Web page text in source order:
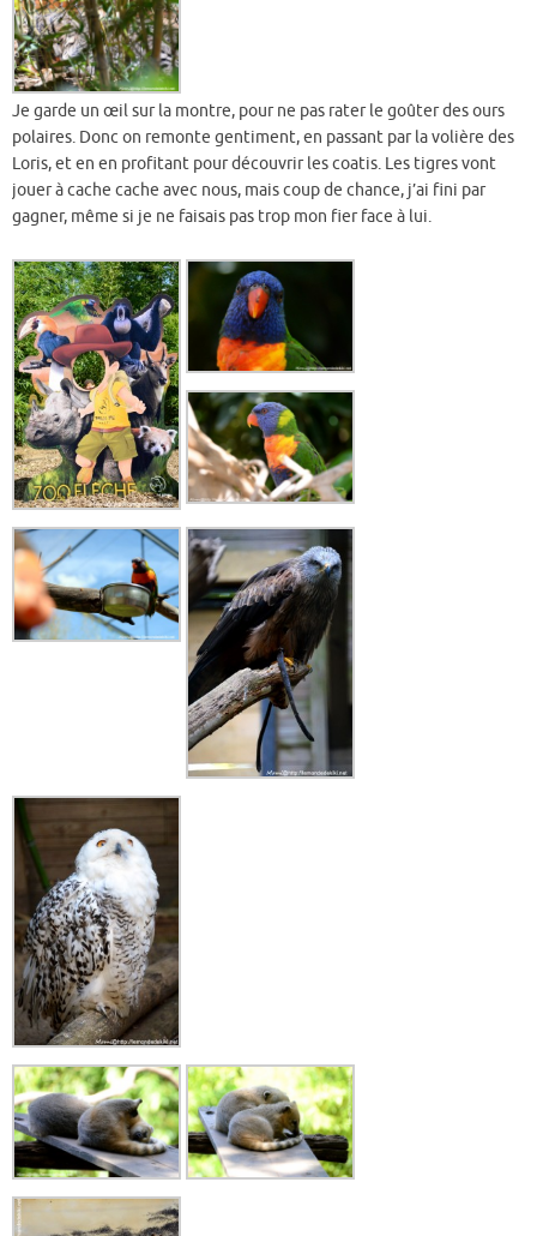
Je garde un œil sur la montre, pour ne pas rater le goûter des ours
polaires. Donc on remonte gentiment, en passant par la volière des
Loris, et en en profitant pour découvrir les coatis. Les tigres vont
jouer à cache cache avec nous, mais coup de chance, j’ai fini par
gagner, même si je ne faisais pas trop mon fier face à lui.